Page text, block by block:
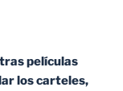
películas
los carteles,